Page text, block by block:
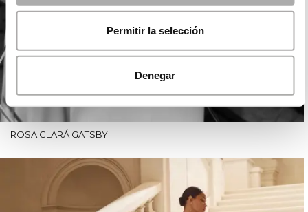
Permitir la selección
Denegar
ROSA CLARÁ GATSBY